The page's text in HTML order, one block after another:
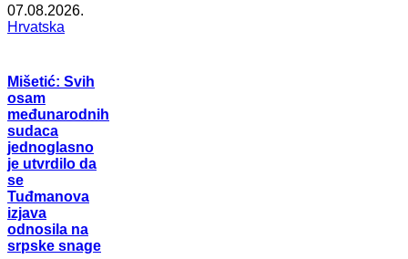
07.08.2026.
Hrvatska
Mišetić: Svih
osam
međunarodnih
sudaca
jednoglasno
je utvrdilo da
se
Tuđmanova
izjava
odnosila na
srpske snage